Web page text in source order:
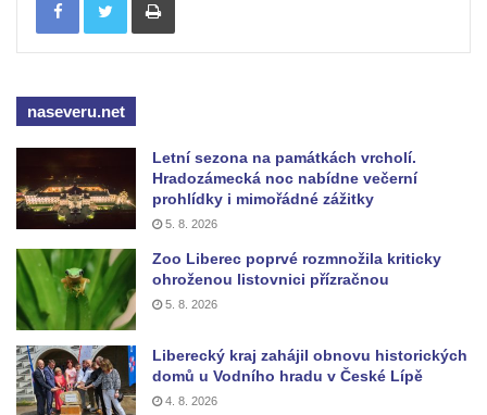
naseveru.net
Letní sezona na památkách vrcholí.
Hradozámecká noc nabídne večerní
prohlídky i mimořádné zážitky
5. 8. 2026
Zoo Liberec poprvé rozmnožila kriticky
ohroženou listovnici přízračnou
5. 8. 2026
Liberecký kraj zahájil obnovu historických
domů u Vodního hradu v České Lípě
4. 8. 2026